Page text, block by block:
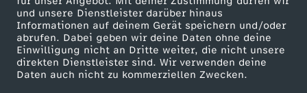
und unsere Dienstleister darüber hinaus
Informationen auf deinem Gerät speichern und/oder
abrufen. Dabei geben wir deine Daten ohne deine
Einwilligung nicht an Dritte weiter, die nicht unsere
direkten Dienstleister sind. Wir verwenden deine
Daten auch nicht zu kommerziellen Zwecken.
191 KB (PDF)
Kaffeevariationen von Alessandro Metafune
Herunterladen
99 KB (PDF)